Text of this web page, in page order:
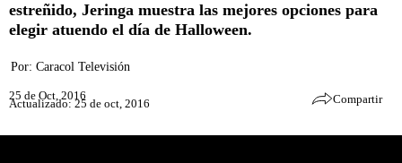
estreñido, Jeringa muestra las mejores opciones para
elegir atuendo el día de Halloween.
Por: Caracol Televisión
25 de Oct, 2016
Actualizado: 25 de oct, 2016 Compartir